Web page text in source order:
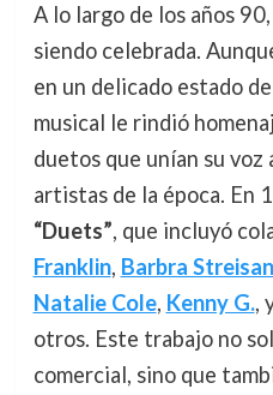
A lo largo de los años
siendo celebrada.
en un delicado estado
musical le rindió
duetos que unían su voz
artistas de la época. En
“Duets”, que incluyó
Franklin, Barbra
Natalie Cole, Kenny G.,
otros. Este trabajo no
comercial, sino que